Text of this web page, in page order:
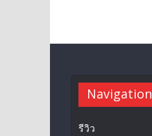
Navigation
รีวิว